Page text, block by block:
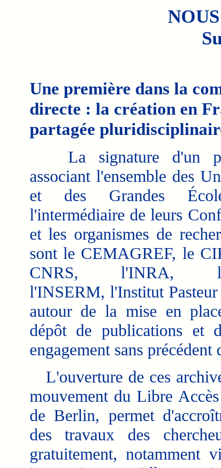
Une première dans la
directe : la création en
partagée
La signature d'un
associant l'ensemble des
et des Grandes
l'intermédiaire de leurs
et les organismes de
sont le CEMAGREF, le
CNRS, l'INRA,
l'INSERM, l'Institut
autour de la mise en
dépôt de publications et
engagement sans
L'ouverture de ces
mouvement du Libre
de Berlin, permet
des travaux des
gratuitement, notamment